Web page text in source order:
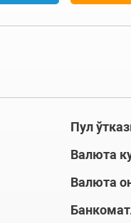
Пул
Валюта
Валюта